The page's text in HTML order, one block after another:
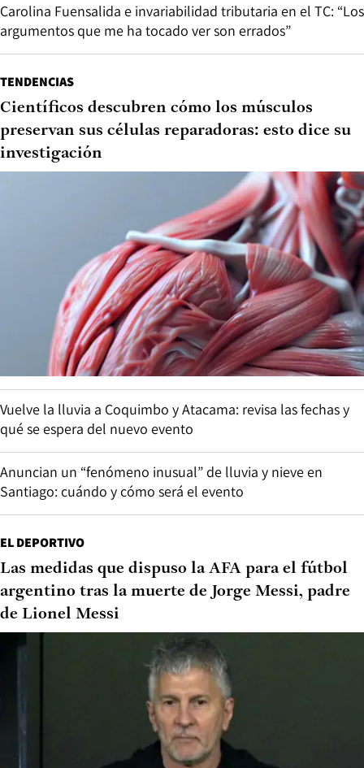
Carolina Fuensalida e invariabilidad tributaria en el TC: “Los
argumentos que me ha tocado ver son errados”
TENDENCIAS
Científicos descubren cómo los músculos
preservan sus células reparadoras: esto dice su
investigación
Vuelve la lluvia a Coquimbo y Atacama: revisa las fechas y
qué se espera del nuevo evento
Anuncian un “fenómeno inusual” de lluvia y nieve en
Santiago: cuándo y cómo será el evento
EL DEPORTIVO
Las medidas que dispuso la AFA para el fútbol
argentino tras la muerte de Jorge Messi, padre
de Lionel Messi